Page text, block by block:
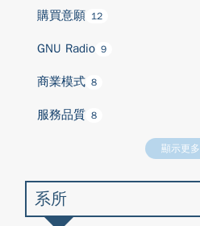
購買意願 12
GNU Radio 9
商業模式 8
服務品質 8
顯示更多
系所